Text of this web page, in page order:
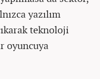
yazılım
teknoloji
oyuncuya